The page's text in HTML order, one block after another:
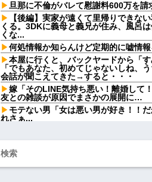
旦那に不倫がバレて慰謝料600万を請
【後編】実家が遠くて里帰りできな
くる。3DKに義母と義兄が住み、風呂
くな...
何処情報か知らんけど定期的に嘘情
本屋に行くと、バックヤードから「
「でもあなた、初めてじゃないしね、
会話が聞こえてきた→すると・・・
嫁「そのLINE気持ち悪い！離婚して
友との雑談が原因でまさかの展開に…
モテない男「女は悪い男が好き！！
れさぁ...
女がこちらに荷物をばらまきやがった
ル...
妹と差をつけて育てられた。妹「家
は放棄して」母「うんうん」私「わか